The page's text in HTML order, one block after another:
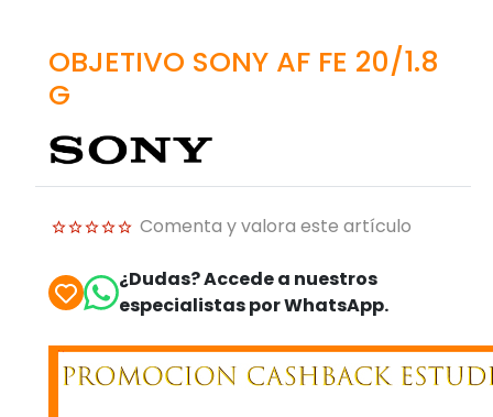
OBJETIVO SONY AF FE 20/1.8
G
Comenta y valora este artículo
¿Dudas? Accede a nuestros
especialistas por WhatsApp.